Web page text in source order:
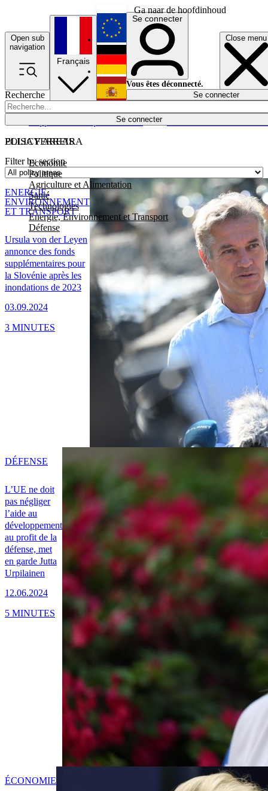
Ga naar de hoofdinhoud
Open sub
navigation
Close menu
Recherche
Se connecter
POLICY AREAS
Economie
Politique
Agriculture et Alimentation
Santé
Technologies
Energie, Environnement et Transport
Défense
Économie
Français
English
Deutsch
Español
Se connecter
Vous êtes déconnecté.
Se connecter
ELISA FERREIRA
Filter by section
Ursula von der Leyen
annonce des fonds
supplémentaires pour
la Slovénie après les
inondations de 2023
03.09.2024
ENERGIE,
ENVIRONNEMENT
ET TRANSPORT
3 MINUTES
L’UE ne doit
pas négliger
l’aide au
développement
au profit de la
défense, met
en garde Jutta
Urpilainen
12.06.2024
DÉFENSE
5 MINUTES
ÉCONOMIE